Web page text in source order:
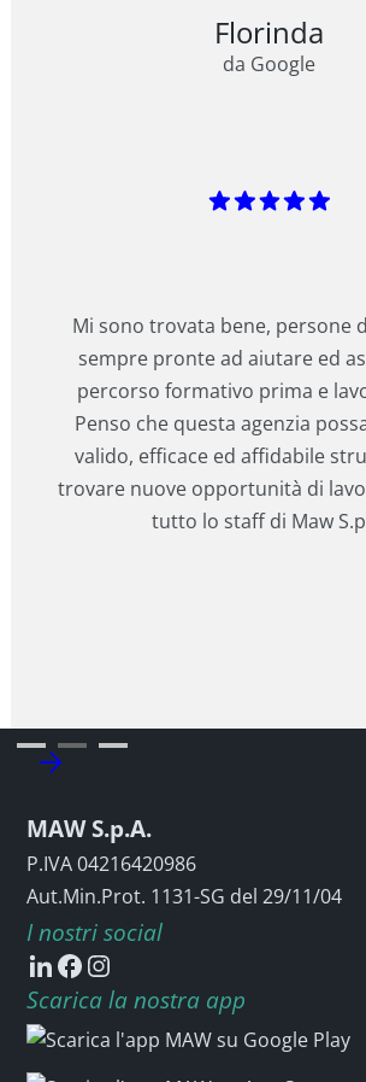
Florinda
da Google
Mi sono trovata bene, persone
sempre pronte ad aiutare ed
percorso formativo prima e
Penso che questa agenzia
valido, efficace ed affidabile
trovare nuove opportunità di
tutto lo staff di Maw
Slide 2 of 3.
MAW S.p.A.
P.IVA 04216420986
Aut.Min.Prot. 1131-SG del 29/11/04
I nostri social
Scarica la nostra app